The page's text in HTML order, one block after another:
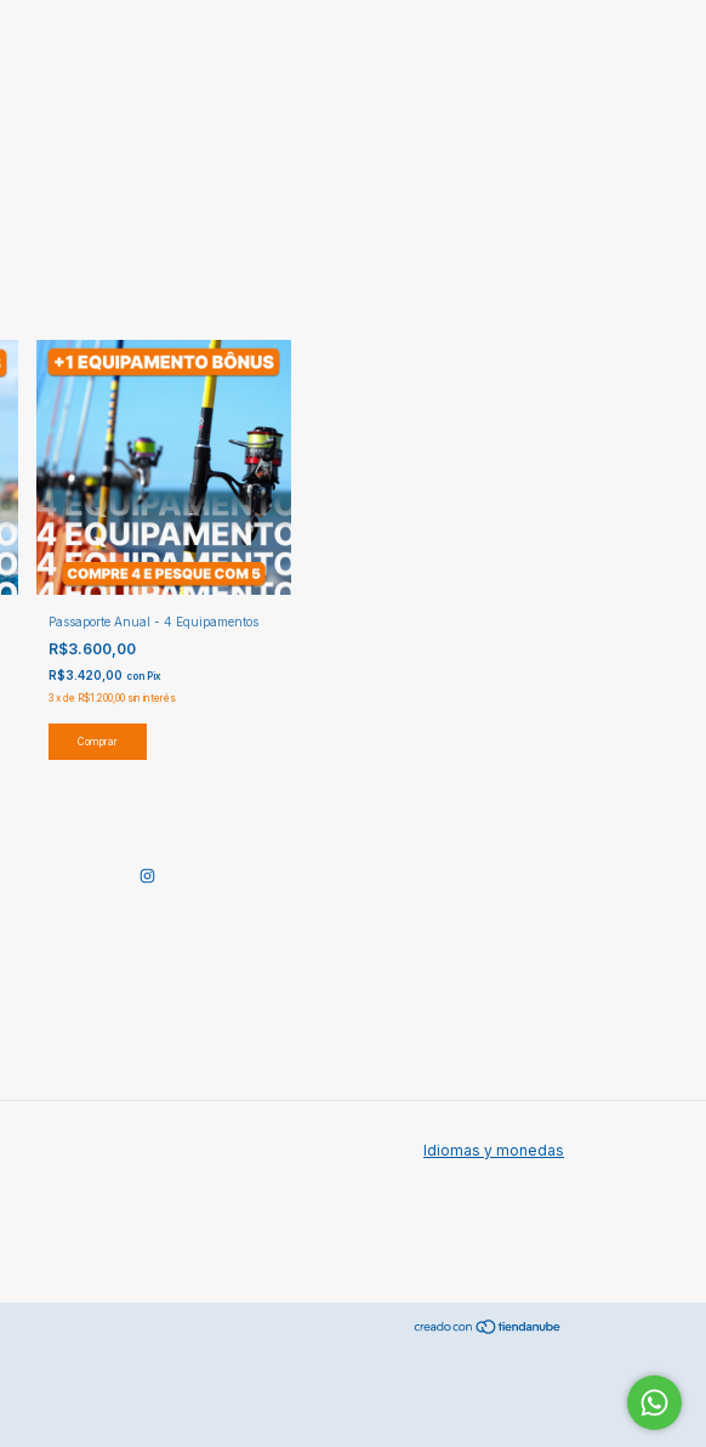
Passaporte Anual - 4 Equipamentos
R$3.600,00
R$3.420,00 con Pix
3 x de R$1.200,00 sin interés
Comprar
Idiomas y monedas